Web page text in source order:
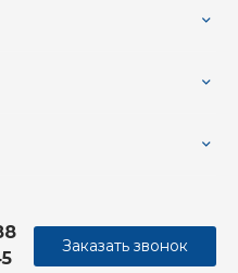
Заказать звонок